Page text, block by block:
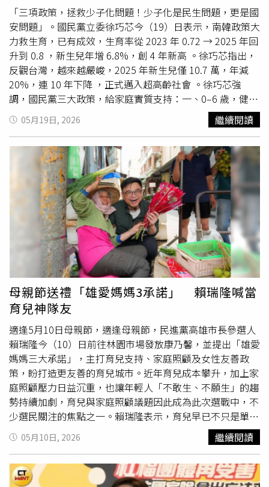
「三項政策，拯救少子化問題！少子化是民生問題，更是國
安問題」。國民黨立委徐巧芯今（19）日表示，南韓政策大
力救生育，已有成效，生育率從 2023 年 0.72 → 2025 年回
升到 0.8 ，新生兒年增 6.8%，創 4 年新高 。徐巧芯指出，
反觀台灣，越來越嚴峻，2025 年新生兒僅 10.7 萬，年減
20%，連 10 年下降 ，正式邁入超高齡社會 。徐巧芯強
調，國民黨三大政策，給家庭實質支持：一、0–6 歲，健保
免費；二、0–6 歲，每半年托育補助 2 萬；三、0–15 歲，
每月育兒津貼5000 元。最後，徐巧芯表示，「讓國家投資
下一代，讓爸媽能夠安心養孩子，年輕人敢生孩子」。
05月19日, 2026 繼續閱讀
母親節送禮「雄愛媽媽3承諾」 賴瑞隆喊當
育兒神隊友
適逢5月10日母親節，適逢母親節，民進黨高雄市長參選人
賴瑞隆今（10）日前往林園市場發放康乃馨，並提出「雄愛
媽媽三大承諾」，主打育兒支持、家庭照顧及女性友善政
策，盼打造更友善的育兒城市。近年育兒成本攀升，加上家
庭照顧壓力日益沉重，也讓年輕人「不敢生、不願生」的趨
勢持續加劇，育兒與家庭照顧議題因此成為此次選戰中，不
少選民關注的焦點之一。賴瑞隆表示，育兒早已不只是單一
家庭的責任，而是整座城市都必須共同承擔的重要課題。賴
瑞隆主張「雄愛媽媽三大承諾」中，第一，「育兒神隊
友」。他提及，未來將提高生育補助至每胎5萬元、加碼育
兒津貼 ，並推出全國首創的孕婦專屬禮「幸福孕哺枕」。此
05月10日, 2026 繼續閱讀